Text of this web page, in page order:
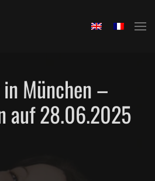
München –
auf 28.06.2025